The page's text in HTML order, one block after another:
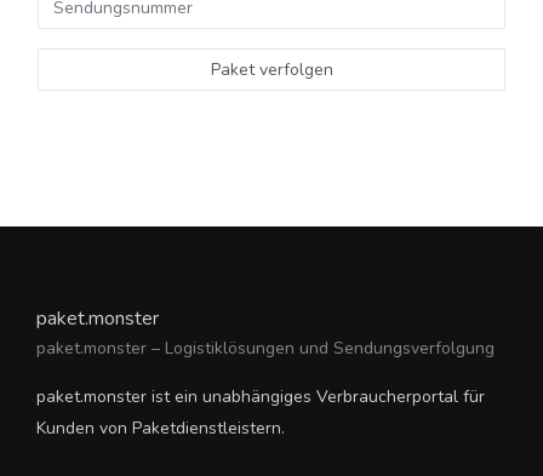
Paket verfolgen
paket.monster
paket.monster – Logistiklösungen und Sendungsverfolgung
paket.monster ist ein unabhängiges Verbraucherportal für
Kunden von Paketdienstleistern.